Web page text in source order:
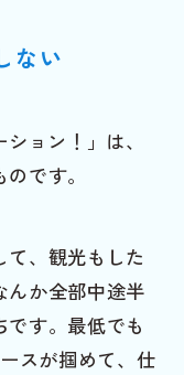
ない
ョン！」は、
です。
、観光もした
んか全部中途半
す。最低でも
スが掴めて、仕